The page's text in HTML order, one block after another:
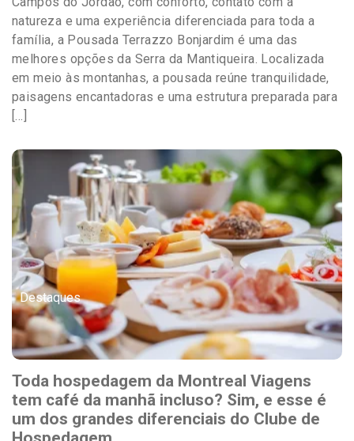
natureza e uma experiência diferenciada para toda a
família, a Pousada Terrazzo Bonjardim é uma das
melhores opções da Serra da Mantiqueira. Localizada
em meio às montanhas, a pousada reúne tranquilidade,
paisagens encantadoras e uma estrutura preparada para
[…]
Destaques
Toda hospedagem da Montreal Viagens
tem café da manhã incluso? Sim, e esse é
um dos grandes diferenciais do Clube de